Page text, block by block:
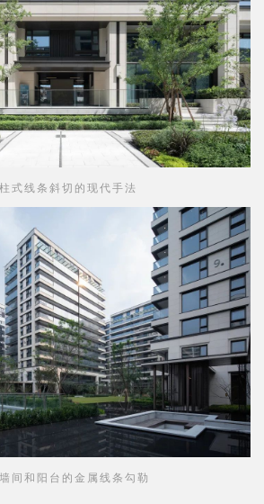
沉稳的颜色体现稳重的质感
式线条斜切的现代手法